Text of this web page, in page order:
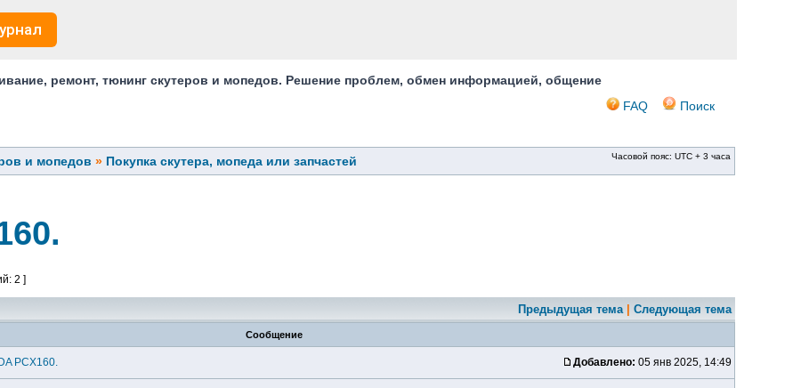
ремонт, тюнинг скутеров и мопедов. Решение проблем, обмен информацией, общение
FAQ Поиск
и мопедов » Покупка скутера, мопеда или запчастей Часовой пояс: UTC + 3 часа
2 ]
Предыдущая тема| Следующая тема
Сообщение
PCX160. Добавлено: 05 янв 2025, 14:49